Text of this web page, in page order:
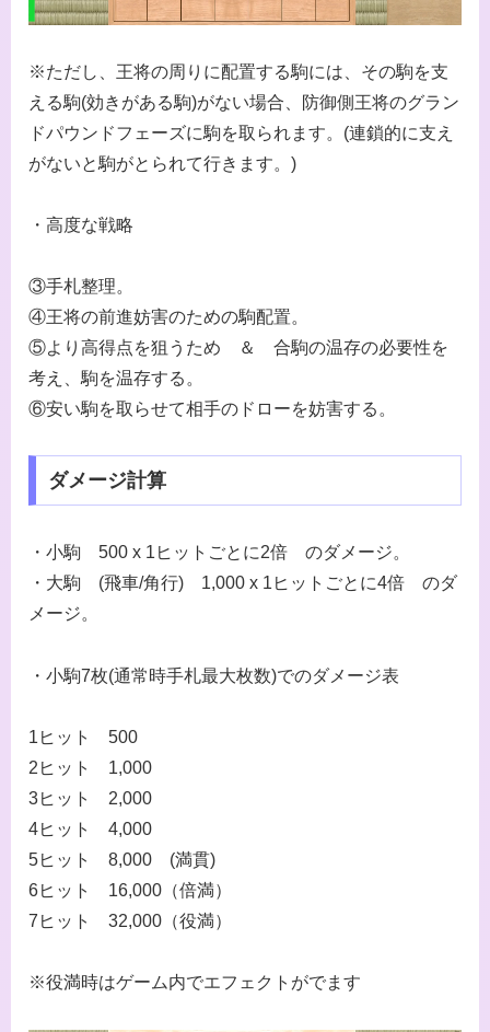
※ただし、王将の周りに配置する駒には、その駒を支
える駒(効きがある駒)がない場合、防御側王将のグラン
ドパウンドフェーズに駒を取られます。(連鎖的に支え
がないと駒がとられて行きます。)
・高度な戦略
③手札整理。
④王将の前進妨害のための駒配置。
⑤より高得点を狙うため ＆ 合駒の温存の必要性を
考え、駒を温存する。
⑥安い駒を取らせて相手のドローを妨害する。
ダメージ計算
・小駒 500 x 1ヒットごとに2倍 のダメージ。
・大駒 (飛車/角行) 1,000 x 1ヒットごとに4倍 のダ
メージ。
・小駒7枚(通常時手札最大枚数)でのダメージ表
1ヒット 500
2ヒット 1,000
3ヒット 2,000
4ヒット 4,000
5ヒット 8,000 (満貫)
6ヒット 16,000（倍満）
7ヒット 32,000（役満）
※役満時はゲーム内でエフェクトがでます